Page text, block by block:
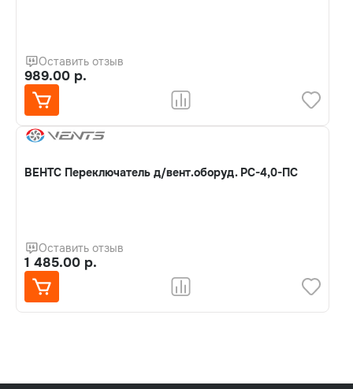
Оставить отзыв
989.00 р.
ВЕНТС Переключатель д/вент.оборуд. РС-4,0-ПС
Оставить отзыв
1 485.00 р.